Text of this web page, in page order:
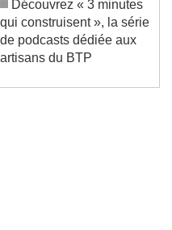
Découvrez « 3 minutes
qui construisent », la série
de podcasts dédiée aux